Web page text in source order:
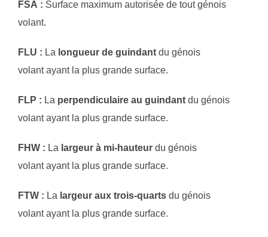
FSA : Surface maximum autorisée de tout génois
volant.
FLU : La longueur de guindant du génois
volant ayant la plus grande surface.
FLP : La perpendiculaire au guindant du génois
volant ayant la plus grande surface.
FHW : La largeur à mi-hauteur du génois
volant ayant la plus grande surface.
FTW : La largeur aux trois-quarts du génois
volant ayant la plus grande surface.